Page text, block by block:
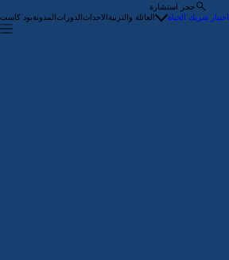
حجز استشارة
بود كاستالمدونةالدوراتالاحداثالعائلة والتربية اختيار شريك الحياة